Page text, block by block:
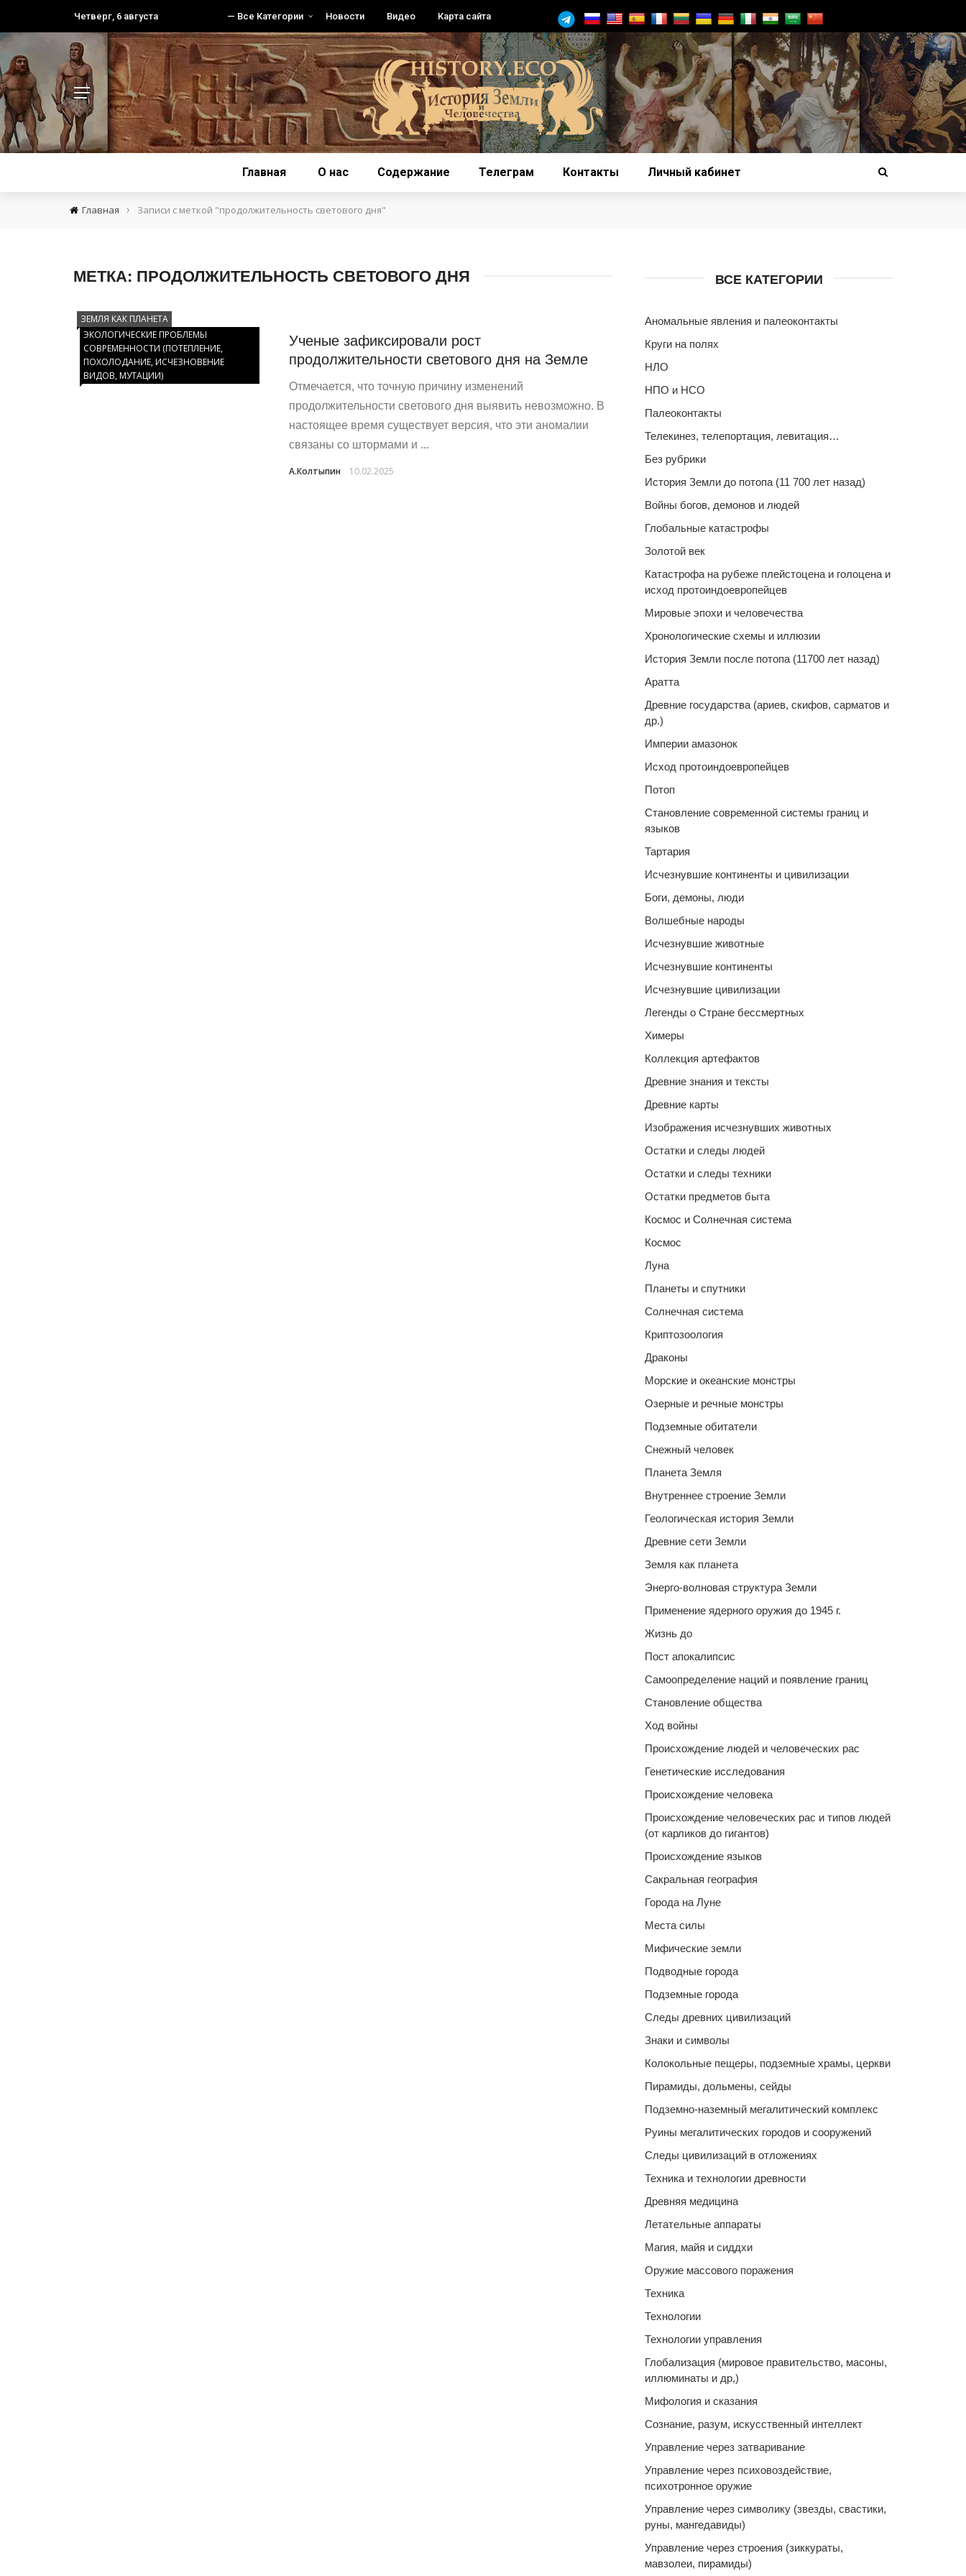
Четверг, 6 августа — Все Категории Новости Видео Карта сайта
Главная О нас Содержание Телеграм Контакты Личный кабинет
Главная › Записи с меткой "продолжительность светового дня"
МЕТКА: ПРОДОЛЖИТЕЛЬНОСТЬ СВЕТОВОГО ДНЯ
ЗЕМЛЯ КАК ПЛАНЕТА
ЭКОЛОГИЧЕСКИЕ ПРОБЛЕМЫ
СОВРЕМЕННОСТИ (ПОТЕПЛЕНИЕ,
ПОХОЛОДАНИЕ, ИСЧЕЗНОВЕНИЕ
ВИДОВ, МУТАЦИИ)
Ученые зафиксировали рост
продолжительности светового дня на Земле
Отмечается, что точную причину изменений
продолжительности светового дня выявить невозможно. В
настоящее время существует версия, что эти аномалии
связаны со штормами и ...
А.Колтыпин 10.02.2025
ВСЕ КАТЕГОРИИ
Аномальные явления и палеоконтакты
Круги на полях
НЛО
НПО и НСО
Палеоконтакты
Телекинез, телепортация, левитация…
Без рубрики
История Земли до потопа (11 700 лет назад)
Войны богов, демонов и людей
Глобальные катастрофы
Золотой век
Катастрофа на рубеже плейстоцена и голоцена и
исход протоиндоевропейцев
Мировые эпохи и человечества
Хронологические схемы и иллюзии
История Земли после потопа (11700 лет назад)
Аратта
Древние государства (ариев, скифов, сарматов и
др.)
Империи амазонок
Исход протоиндоевропейцев
Потоп
Становление современной системы границ и
языков
Тартария
Исчезнувшие континенты и цивилизации
Боги, демоны, люди
Волшебные народы
Исчезнувшие животные
Исчезнувшие континенты
Исчезнувшие цивилизации
Легенды о Стране бессмертных
Химеры
Коллекция артефактов
Древние знания и тексты
Древние карты
Изображения исчезнувших животных
Остатки и следы людей
Остатки и следы техники
Остатки предметов быта
Космос и Солнечная система
Космос
Луна
Планеты и спутники
Солнечная система
Криптозоология
Драконы
Морские и океанские монстры
Озерные и речные монстры
Подземные обитатели
Снежный человек
Планета Земля
Внутреннее строение Земли
Геологическая история Земли
Древние сети Земли
Земля как планета
Энерго-волновая структура Земли
Применение ядерного оружия до 1945 г.
Жизнь до
Пост апокалипсис
Самоопределение наций и появление границ
Становление общества
Ход войны
Происхождение людей и человеческих рас
Генетические исследования
Происхождение человека
Происхождение человеческих рас и типов людей
(от карликов до гигантов)
Происхождение языков
Сакральная география
Города на Луне
Места силы
Мифические земли
Подводные города
Подземные города
Следы древних цивилизаций
Знаки и символы
Колокольные пещеры, подземные храмы, церкви
Пирамиды, дольмены, сейды
Подземно-наземный мегалитический комплекс
Руины мегалитических городов и сооружений
Следы цивилизаций в отложениях
Техника и технологии древности
Древняя медицина
Летательные аппараты
Магия, майя и сиддхи
Оружие массового поражения
Техника
Технологии
Технологии управления
Глобализация (мировое правительство, масоны,
иллюминаты и др,)
Мифология и сказания
Сознание, разум, искусственный интеллект
Управление через затваривание
Управление через психовоздействие,
психотронное оружие
Управление через символику (звезды, свастики,
руны, мангедавиды)
Управление через строения (зиккураты,
мавзолеи, пирамиды)